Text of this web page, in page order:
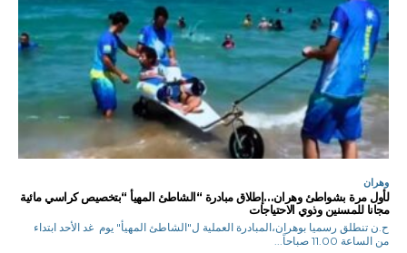
وهران
لأول مرة بشواطئ وهران…إطلاق مبادرة “الشاطئ المهيأ “بتخصيص كراسي مائية
مجانا للمسنين وذوي الاحتياجات
ح.ن تنطلق رسميا بوهران،المبادرة العملية ل"الشاطئ المهيأ" يوم غد الأحد ابتداء
من الساعة 11.00 صباحاً...